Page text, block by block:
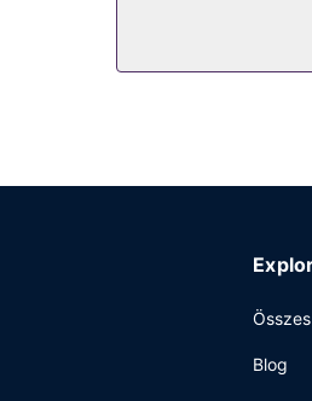
Próbáld ki Grapes
szobaszerviz.
Blog